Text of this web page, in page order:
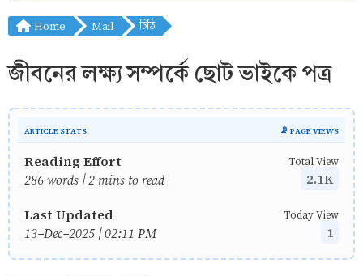
Home Mail চিঠি
জীবনের লক্ষ্য সম্পর্কে ছোট ভাইকে পত্র
ARTICLE STATS 📡 PAGE VIEWS
Reading Effort
286 words | 2 mins to read
Total View
2.1K
Last Updated
13-Dec-2025 | 02:11 PM
Today View
1